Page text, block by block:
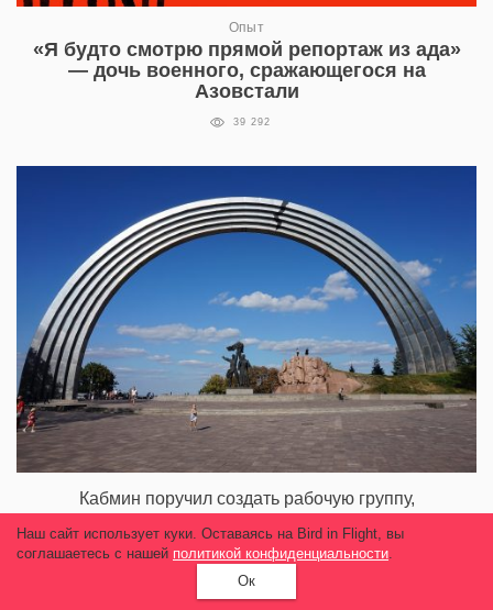
Опыт
«Я будто смотрю прямой репортаж из ада»
— дочь военного, сражающегося на
Азовстали
39 292
Кабмин поручил создать рабочую группу,
дружбы народов
9 787
Наш сайт использует куки. Оставаясь на Bird in Flight, вы
соглашаетесь с нашей политикой конфиденциальности.
Ок